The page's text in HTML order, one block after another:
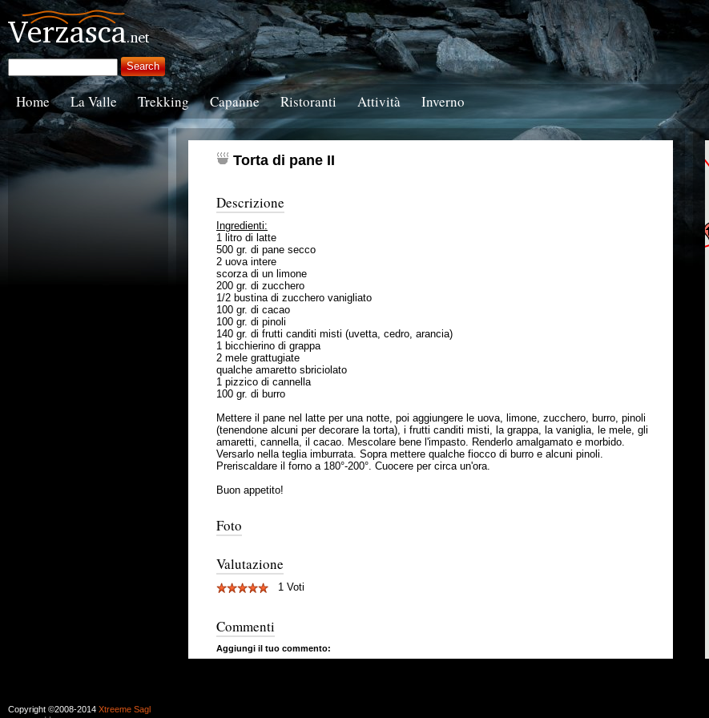
Home La Valle Trekking Capanne Ristoranti Attività Inverno
Torta di pane II
Descrizione
Ingredienti:
1 litro di latte
500 gr. di pane secco
2 uova intere
scorza di un limone
200 gr. di zucchero
1/2 bustina di zucchero vanigliato
100 gr. di cacao
100 gr. di pinoli
140 gr. di frutti canditi misti (uvetta, cedro, arancia)
1 bicchierino di grappa
2 mele grattugiate
qualche amaretto sbriciolato
1 pizzico di cannella
100 gr. di burro
Mettere il pane nel latte per una notte, poi aggiungere le uova, limone, zucchero, burro, pinoli
(tenendone alcuni per decorare la torta), i frutti canditi misti, la grappa, la vaniglia, le mele, gli
amaretti, cannella, il cacao. Mescolare bene l'impasto. Renderlo amalgamato e morbido.
Versarlo nella teglia imburrata. Sopra mettere qualche fiocco di burro e alcuni pinoli.
Preriscaldare il forno a 180°-200°. Cuocere per circa un'ora.
Buon appetito!
Foto
Valutazione
1 Voti
Commenti
Aggiungi il tuo commento:
Copyright ©2008-2014 Xtreeme Sagl